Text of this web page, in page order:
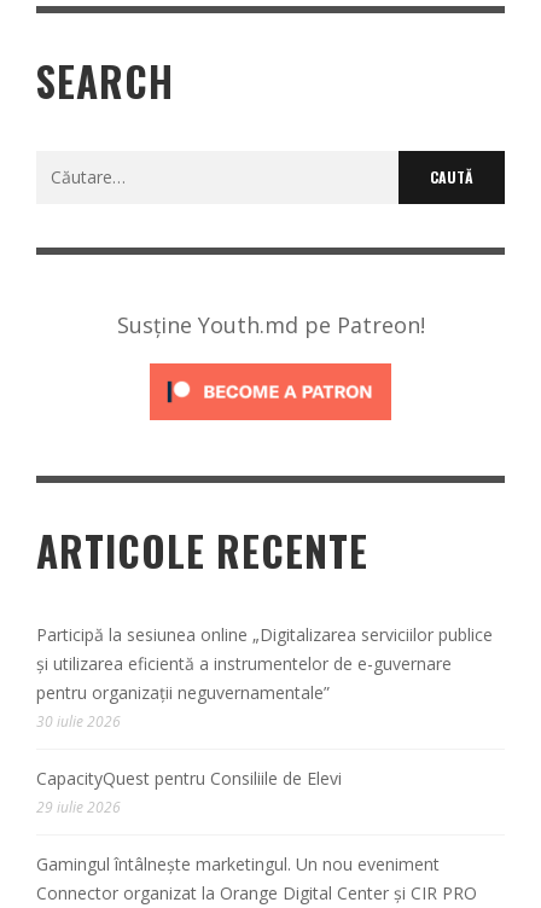
SEARCH
Caută
Susține Youth.md pe Patreon!
ARTICOLE RECENTE
Participă la sesiunea online „Digitalizarea serviciilor publice
și utilizarea eficientă a instrumentelor de e-guvernare
pentru organizații neguvernamentale”
30 iulie 2026
CapacityQuest pentru Consiliile de Elevi
29 iulie 2026
Gamingul întâlnește marketingul. Un nou eveniment
Connector organizat la Orange Digital Center și CIR PRO